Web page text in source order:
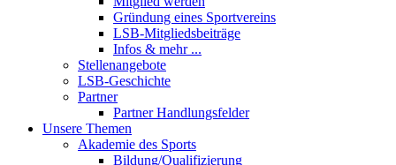
Gründung eines Sportvereins
LSB-Mitgliedsbeiträge
Infos & mehr ...
Stellenangebote
LSB-Geschichte
Partner
Partner Handlungsfelder
Unsere Themen
Akademie des Sports
Bildung/Qualifizierung